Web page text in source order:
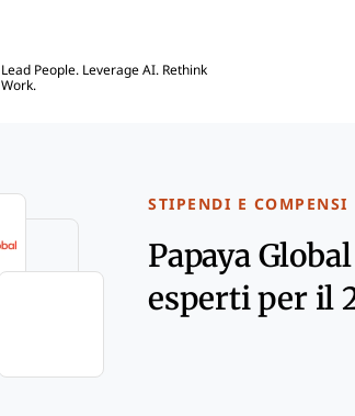
Lead People. Leverage AI. Rethink
Work.
STIPENDI E COMPENSI
Papaya
esperti per il